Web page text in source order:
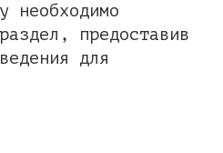
необходимо
предоставив
для